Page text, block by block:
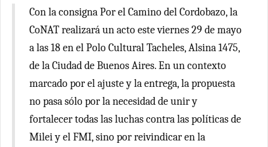
Con la consigna Por el Camino del Cordobazo, la
CoNAT realizará un acto este viernes 29 de mayo
a las 18 en el Polo Cultural Tacheles, Alsina 1475,
de la Ciudad de Buenos Aires. En un contexto
marcado por el ajuste y la entrega, la propuesta
no pasa sólo por la necesidad de unir y
fortalecer todas las luchas contra las políticas de
Milei y el FMI, sino por reivindicar en la